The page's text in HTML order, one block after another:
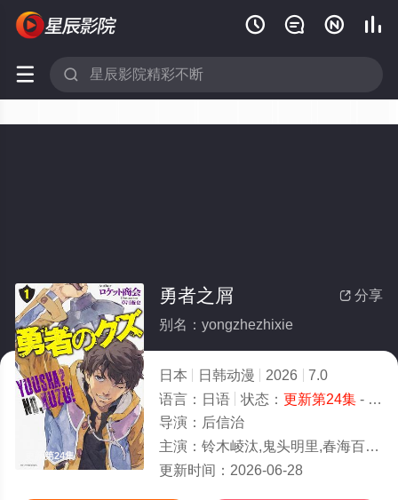
   
 
更新第24集
 分享
勇者之屑
别名：yongzhezhixie
日本 日韩动漫 2026
7.0
语言： 日语 状态： 更新第24集- 免费在线观看
导演： 后信治
主演： 铃木崚汰,鬼头明里,春海百乃,花守由美里
更新时间： 2026-06-28